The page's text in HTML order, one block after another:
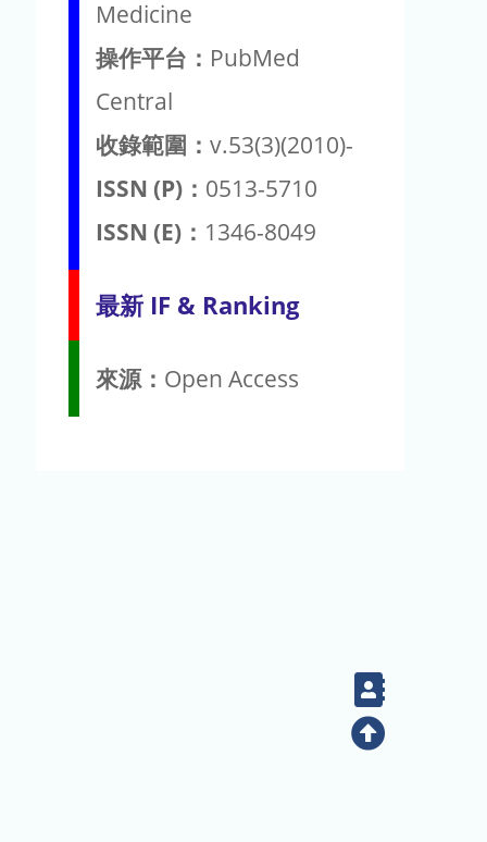
Medicine
操作平台： PubMed
Central
收錄範圍： v.53(3)(2010)-
ISSN (P)： 0513-5710
ISSN (E)： 1346-8049
最新 IF & Ranking
來源： Open Access
Contact